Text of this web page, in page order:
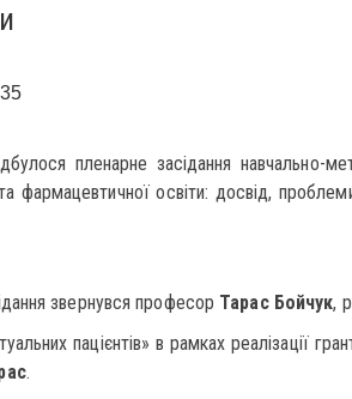
пленарне засідання навчально-
фармацевтичної освіти: досвід,
звернувся професор Тарас Бойчук,
пацієнтів» в рамках реалізації
.